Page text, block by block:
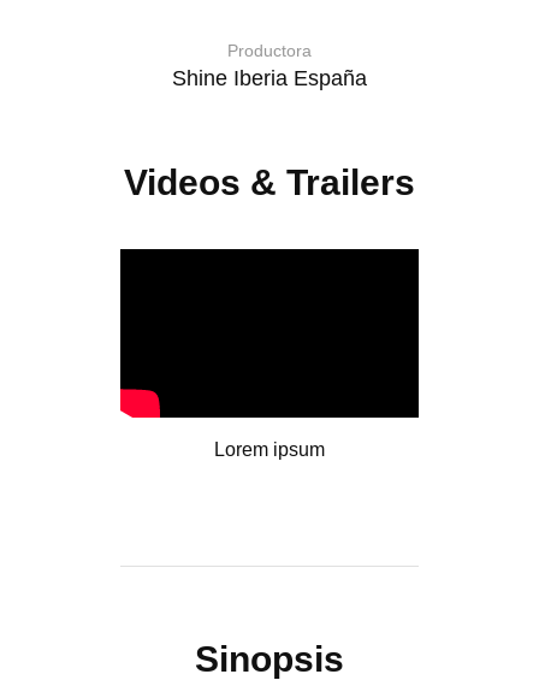
Productora
Shine Iberia España
Videos & Trailers
Lorem ipsum
Sinopsis